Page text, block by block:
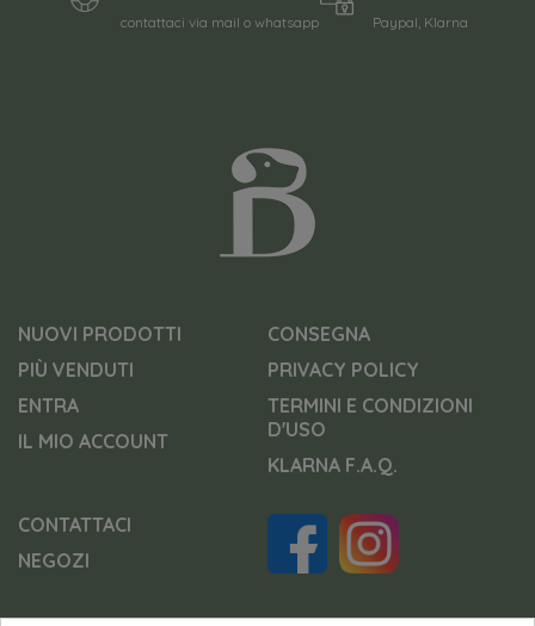
contattaci via mail o whatsapp
Paypal, Klarna
NUOVI PRODOTTI
PIÙ VENDUTI
ENTRA
IL MIO ACCOUNT
CONSEGNA
PRIVACY POLICY
TERMINI E CONDIZIONI
D'USO
KLARNA F.A.Q.
CONTATTACI
NEGOZI